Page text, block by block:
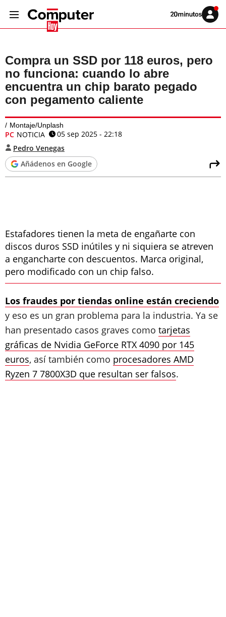
Volver
Iniciar
sesión
Compra un SSD por 118 euros, pero
no funciona: cuando lo abre
encuentra un chip barato pegado
con pegamento caliente
Montaje/Unplash
PC NOTICIA
05 sep 2025 - 22:18
Pedro Venegas
Añádenos en Google
Estafadores tienen la meta de engañarte con
discos duros SSD inútiles y ni siquiera se atreven
a engancharte con descuentos. Marca original,
pero modificado con un chip falso.
Los fraudes por tiendas online están creciendo
y eso es un gran problema para la industria. Ya se
han presentado casos graves como tarjetas
gráficas de Nvidia GeForce RTX 4090 por 145
euros, así también como procesadores AMD
Ryzen 7 7800X3D que resultan ser falsos.